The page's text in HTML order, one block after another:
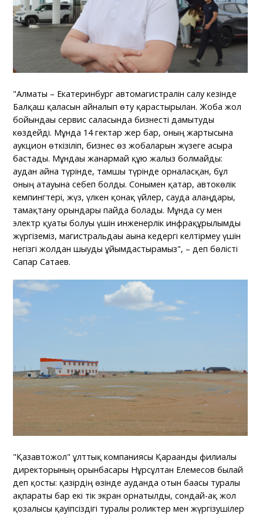
"Алматы – Екатеринбург автомагистралін салу кезінде
Балқаш қаласын айналып өту қарастырылған. Жоба жол
бойындағы сервис саласында бизнесті дамытуды
көздейді. Мұнда 14 гектар жер бар, оның жартысына
аукцион өткізіліп, бизнес өз жобаларын жүзеге асыра
бастады. Мұндағы жанармай құю жалғыз болмайды:
аудан айна түрінде, тамшы түрінде орналасқан, бұл
оның атауына себеп болды. Сонымен қатар, автокөлік
кемпингтері, жүз, үлкен қонақ үйлер, сауда алаңдары,
тамақтану орындары пайда болады. Мұнда су мен
электр қуаты болуы үшін инженерлік инфрақұрылымды
жүргіземіз, магистральдағы ағынға кедергі келтірмеу үшін
негізгі жолдан шығуды ұйымдастырамыз", – деп бөлісті
Сапар Сатаев.
"Қазавтожол" ұлттық компаниясы Қарағанды филиалы
директорының орынбасары Нұрсұлтан Елемесов былай
деп қосты: қазірдің өзінде ауданда отын бағасы туралы
ақпараты бар екі тік экран орнатылды, сондай-ақ жол
қозғалысы қауіпсіздігі туралы роликтер мен жүргізушілер